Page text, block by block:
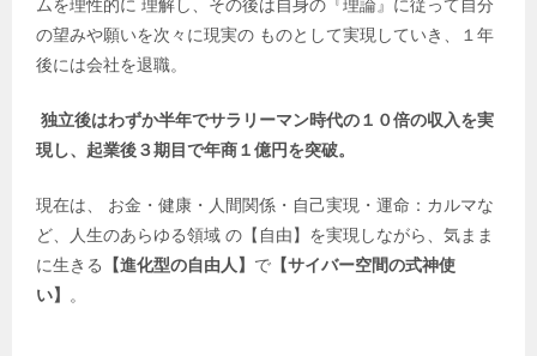
ムを理性的に 理解し、その後は自身の『理論』に従って自分
の望みや願いを次々に現実の ものとして実現していき、１年
後には会社を退職。
独立後はわずか半年でサラリーマン時代の１０倍の収入を実
現し、起業後３期目で年商１億円を突破。
現在は、 お金・健康・人間関係・自己実現・運命：カルマな
ど、人生のあらゆる領域 の【自由】を実現しながら、気まま
に生きる
【進化型の自由人】 で 【サイバー空間の式神使
い】 。